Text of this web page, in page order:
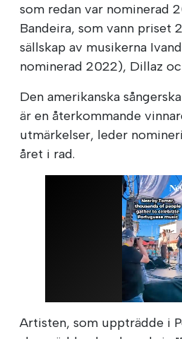
som redan var nominerad
Bandeira, som vann priset
sällskap av musikerna
nominerad 2022), Dillaz
Den amerikanska
är en återkommande
utmärkelser, leder
året i rad.
Artisten, som uppträdde i